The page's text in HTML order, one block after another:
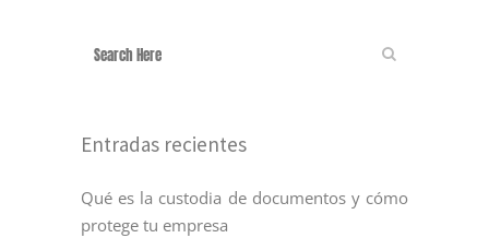
Entradas recientes
Qué es la custodia de documentos y cómo
protege tu empresa